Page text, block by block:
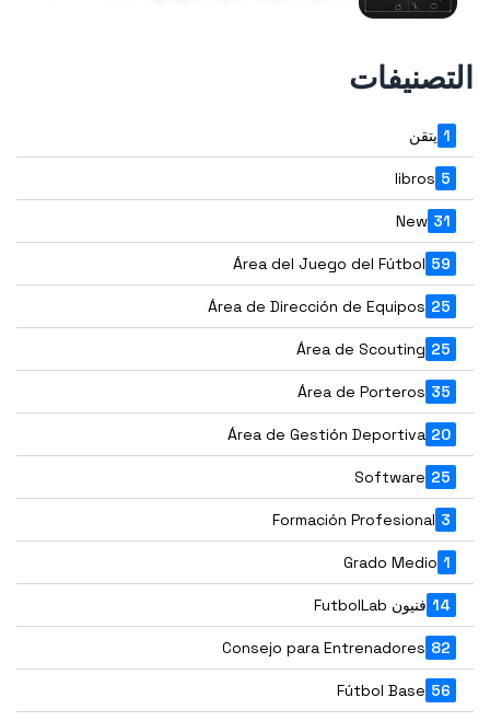
التصنيفات
يتقن 1
libros 5
New 31
Área del Juego del Fútbol 59
Área de Dirección de Equipos 25
Área de Scouting 25
Área de Porteros 35
Área de Gestión Deportiva 20
Software 25
Formación Profesional 3
Grado Medio 1
فنيون FutbolLab 14
Consejo para Entrenadores 82
Fútbol Base 56